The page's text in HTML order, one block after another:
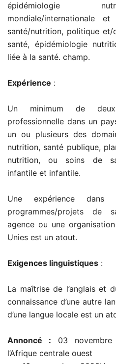
épidémiologie
mondiale/internationale
santé/nutrition, politique
santé, épidémiologie
liée à la santé. champ.
Expérience :
Un minimum de deux
professionnelle dans un
un ou plusieurs des
nutrition, santé publique,
nutrition, ou soins de
infantile et infantile.
Une expérience dans
programmes/projets de
agence ou une
Unies est un atout.
Exigences linguistiques :
La maîtrise de l’anglais et
connaissance d’une autre
d’une langue locale est un
Annoncé : 03 novembre
l’Afrique centrale ouest